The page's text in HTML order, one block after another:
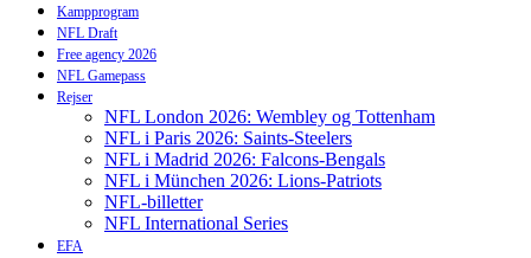
Kampprogram
NFL Draft
Free agency 2026
NFL Gamepass
Rejser
NFL London 2026: Wembley og Tottenham
NFL i Paris 2026: Saints-Steelers
NFL i Madrid 2026: Falcons-Bengals
NFL i München 2026: Lions-Patriots
NFL-billetter
NFL International Series
EFA